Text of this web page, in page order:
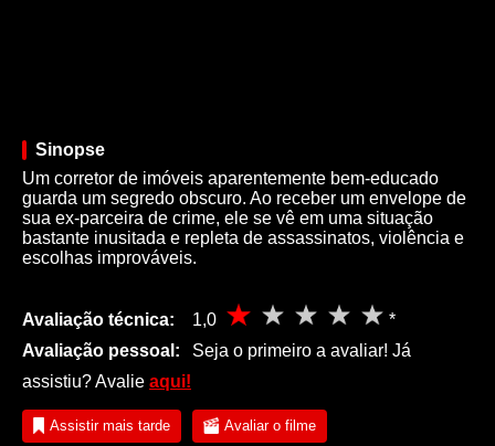
Sinopse
Um corretor de imóveis aparentemente bem-educado
guarda um segredo obscuro. Ao receber um envelope de
sua ex-parceira de crime, ele se vê em uma situação
bastante inusitada e repleta de assassinatos, violência e
escolhas improváveis.
Avaliação técnica: 1,0
*
Avaliação pessoal:
Seja o primeiro a avaliar! Já
assistiu? Avalie aqui!
Assistir mais tarde Avaliar o filme